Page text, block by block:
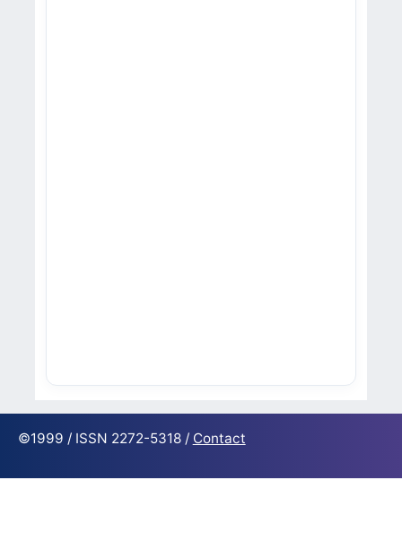
©1999 / ISSN 2272-5318 / Contact